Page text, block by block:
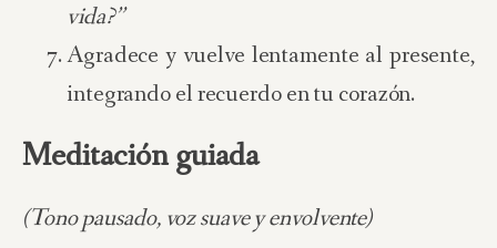
vida?”
Agradece y vuelve lentamente al presente,
integrando el recuerdo en tu corazón.
Meditación guiada
(Tono pausado, voz suave y envolvente)